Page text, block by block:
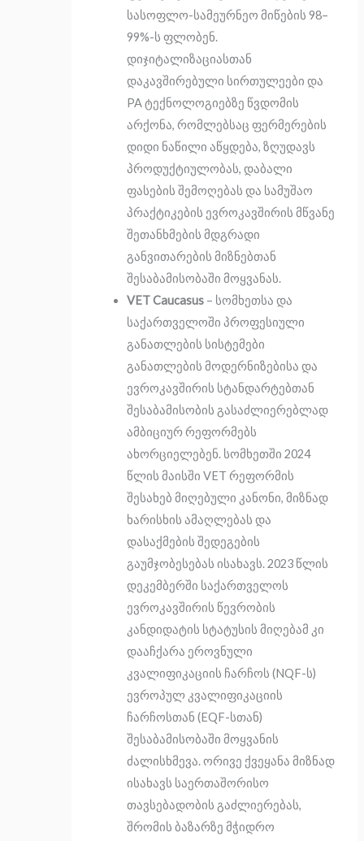
სასოფლო-სამეურნეო მიწების 98–
99%-ს ფლობენ.
დიჯიტალიზაციასთან
დაკავშირებული სირთულეები და
PA ტექნოლოგიებზე წვდომის
არქონა, რომლებსაც ფერმერების
დიდი ნაწილი აწყდება, ზღუდავს
პროდუქტიულობას, დაბალი
ფასების შემოღებას და სამუშაო
პრაქტიკების ევროკავშირის მწვანე
შეთანხმების მდგრადი
განვითარების მიზნებთან
შესაბამისობაში მოყვანას.
VET Caucasus – სომხეთსა და
საქართველოში პროფესიული
განათლების სისტემები
განათლების მოდერნიზებისა და
ევროკავშირის სტანდარტებთან
შესაბამისობის გასაძლიერებლად
ამბიციურ რეფორმებს
ახორციელებენ. სომხეთში 2024
წლის მაისში VET რეფორმის
შესახებ მიღებული კანონი, მიზნად
ხარისხის ამაღლებას და
დასაქმების შედეგების
გაუმჯობესებას ისახავს. 2023 წლის
დეკემბერში საქართველოს
ევროკავშირის წევრობის
კანდიდატის სტატუსის მიღებამ კი
დააჩქარა ეროვნული
კვალიფიკაციის ჩარჩოს (NQF-ს)
ევროპულ კვალიფიკაციის
ჩარჩოსთან (EQF-სთან)
შესაბამისობაში მოყვანის
ძალისხმევა.ორივე ქვეყანა მიზნად
ისახავს საერთაშორისო
თავსებადობის გაძლიერებას,
შრომის ბაზარზე მჭიდრო